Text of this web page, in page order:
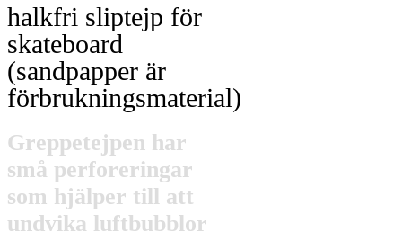
halkfri sliptejp för
skateboard
(sandpapper är
förbrukningsmaterial)
Greppetejpen har
små perforeringar
som hjälper till att
undvika luftbubblor